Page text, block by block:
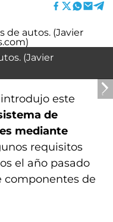
(Javier
este
de
mediante
requisitos
el año pasado
componentes de